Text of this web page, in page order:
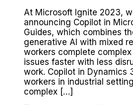
At Microsoft Ignite 2023,
announcing Copilot in
Guides, which combines
generative AI with mixed
workers complete
issues faster with less
work. Copilot in Dynamics
workers in industrial
complex […]